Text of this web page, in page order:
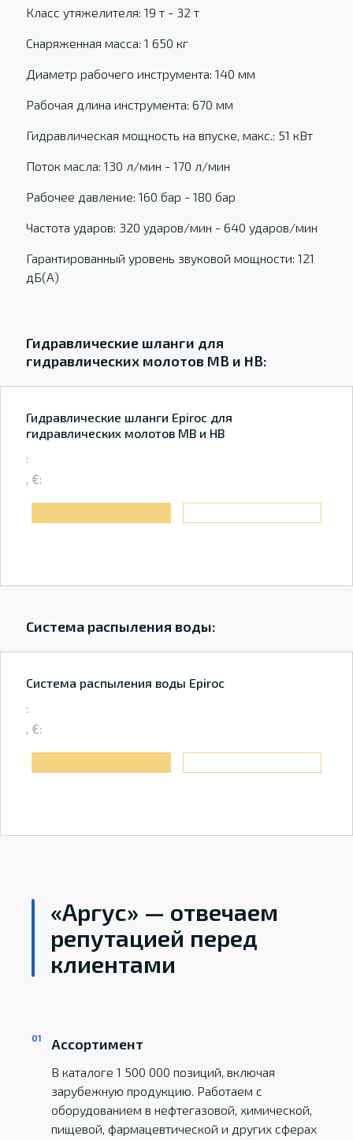
Класс утяжелителя: 19 т - 32 т
Снаряженная масса: 1 650 кг
Диаметр рабочего инструмента: 140 мм
Рабочая длина инструмента: 670 мм
Гидравлическая мощность на впуске, макс.: 51 кВт
Поток масла: 130 л/мин - 170 л/мин
Рабочее давление: 160 бар - 180 бар
Частота ударов: 320 ударов/мин - 640 ударов/мин
Гарантированный уровень звуковой мощности: 121
дБ(А)
Гидравлические шланги для
гидравлических молотов MB и HB:
Гидравлические шланги Epiroc для
гидравлических молотов MB и HB
:
, €:
Система распыления воды:
Система распыления воды Epiroc
:
, €:
«Аргус» — отвечаем
репутацией перед
клиентами
Ассортимент
В каталоге 1 500 000 позиций, включая
зарубежную продукцию. Работаем с
оборудованием в нефтегазовой, химической,
пищевой, фармацевтической и других сферах